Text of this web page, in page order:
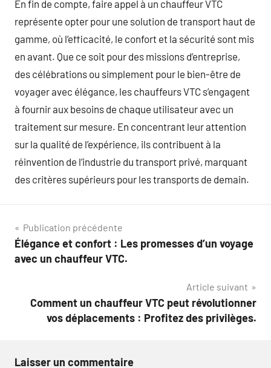
En fin de compte, faire appel à un chauffeur VTC
représente opter pour une solution de transport haut de
gamme, où l’efficacité, le confort et la sécurité sont mis
en avant. Que ce soit pour des missions d’entreprise,
des célébrations ou simplement pour le bien-être de
voyager avec élégance, les chauffeurs VTC s’engagent
à fournir aux besoins de chaque utilisateur avec un
traitement sur mesure. En concentrant leur attention
sur la qualité de l’expérience, ils contribuent à la
réinvention de l’industrie du transport privé, marquant
des critères supérieurs pour les transports de demain.
Navigation
de
Publication précédente
Élégance et confort : Les promesses d’un voyage
avec un chauffeur VTC.
Article suivant
Comment un chauffeur VTC peut révolutionner
vos déplacements : Profitez des privilèges.
Laisser un commentaire